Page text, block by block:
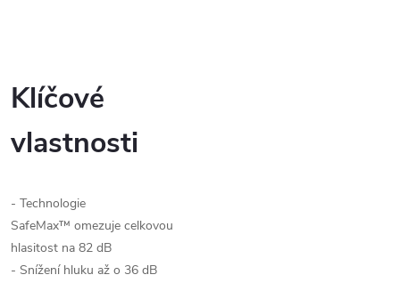
Klíčové
vlastnosti
- Technologie
SafeMax™ omezuje celkovou
hlasitost na 82 dB
- Snížení hluku až o 36 dB